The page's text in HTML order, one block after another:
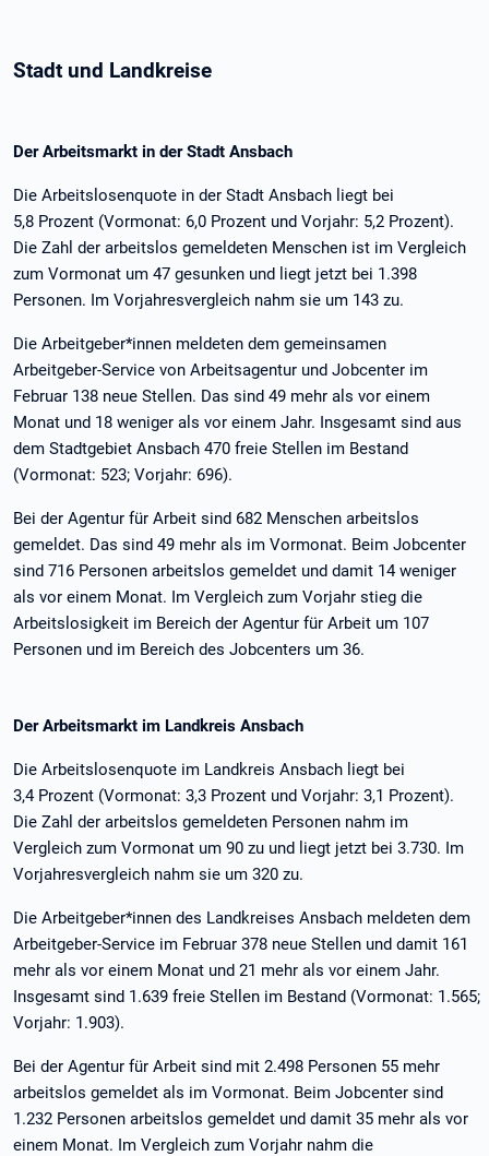
Stadt und Landkreise
Der Arbeitsmarkt in der Stadt Ansbach
Die Arbeitslosenquote in der Stadt Ansbach liegt bei
5,8 Prozent (Vormonat: 6,0 Prozent und Vorjahr: 5,2 Prozent).
Die Zahl der arbeitslos gemeldeten Menschen ist im Vergleich
zum Vormonat um 47 gesunken und liegt jetzt bei 1.398
Personen. Im Vorjahresvergleich nahm sie um 143 zu.
Die Arbeitgeber*innen meldeten dem gemeinsamen
Arbeitgeber-Service von Arbeitsagentur und Jobcenter im
Februar 138 neue Stellen. Das sind 49 mehr als vor einem
Monat und 18 weniger als vor einem Jahr. Insgesamt sind aus
dem Stadtgebiet Ansbach 470 freie Stellen im Bestand
(Vormonat: 523; Vorjahr: 696).
Bei der Agentur für Arbeit sind 682 Menschen arbeitslos
gemeldet. Das sind 49 mehr als im Vormonat. Beim Jobcenter
sind 716 Personen arbeitslos gemeldet und damit 14 weniger
als vor einem Monat. Im Vergleich zum Vorjahr stieg die
Arbeitslosigkeit im Bereich der Agentur für Arbeit um 107
Personen und im Bereich des Jobcenters um 36.
Der Arbeitsmarkt im Landkreis Ansbach
Die Arbeitslosenquote im Landkreis Ansbach liegt bei
3,4 Prozent (Vormonat: 3,3 Prozent und Vorjahr: 3,1 Prozent).
Die Zahl der arbeitslos gemeldeten Personen nahm im
Vergleich zum Vormonat um 90 zu und liegt jetzt bei 3.730. Im
Vorjahresvergleich nahm sie um 320 zu.
Die Arbeitgeber*innen des Landkreises Ansbach meldeten dem
Arbeitgeber-Service im Februar 378 neue Stellen und damit 161
mehr als vor einem Monat und 21 mehr als vor einem Jahr.
Insgesamt sind 1.639 freie Stellen im Bestand (Vormonat: 1.565;
Vorjahr: 1.903).
Bei der Agentur für Arbeit sind mit 2.498 Personen 55 mehr
arbeitslos gemeldet als im Vormonat. Beim Jobcenter sind
1.232 Personen arbeitslos gemeldet und damit 35 mehr als vor
einem Monat. Im Vergleich zum Vorjahr nahm die